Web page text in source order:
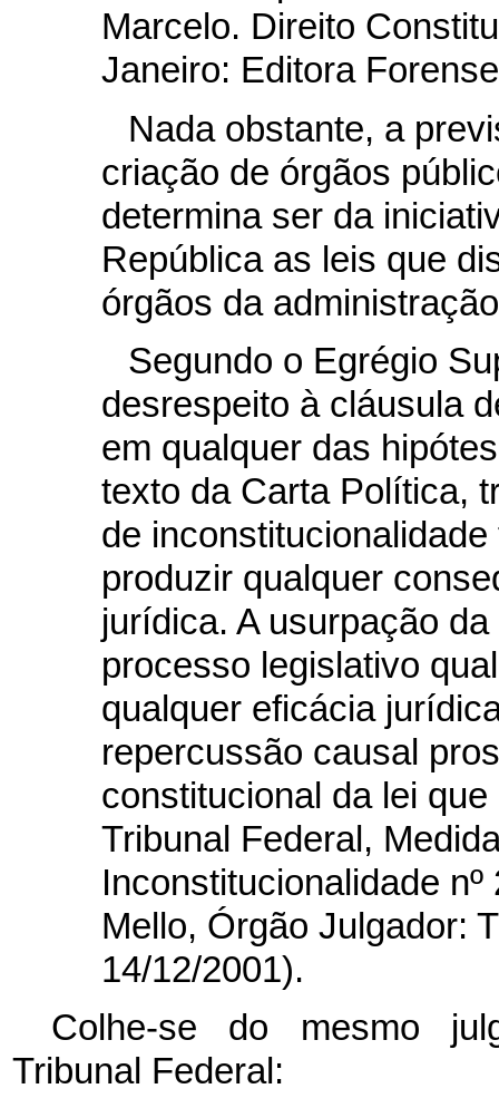
Marcelo. Direito
Janeiro: Editora
Nada obstante, a
criação de órgãos
determina ser da
República as leis que
órgãos da
Segundo o Egrégio
desrespeito à cláusula
em qualquer das
texto da Carta Política,
de
produzir qualquer
jurídica. A usurpação
processo legislativo
qualquer eficácia
repercussão causal
constitucional da lei que
Tribunal Federal,
Inconstitucionalidade
Mello, Órgão Julgador:
14/12/2001).
Colhe-se do mesmo
Tribunal Federal: